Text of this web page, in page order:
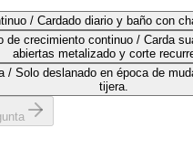
/ Cardado diario y baño con
de crecimiento continuo / Carda
abiertas metalizado y corte
/ Solo deslanado en época de
tijera.